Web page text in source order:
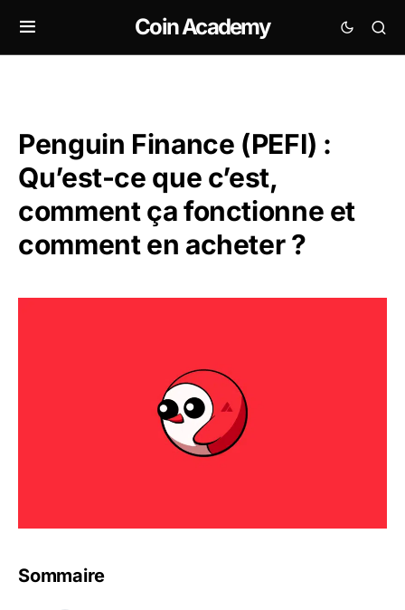
Coin Academy
Penguin Finance (PEFI) :
Qu’est-ce que c’est,
comment ça fonctionne et
comment en acheter ?
Sommaire